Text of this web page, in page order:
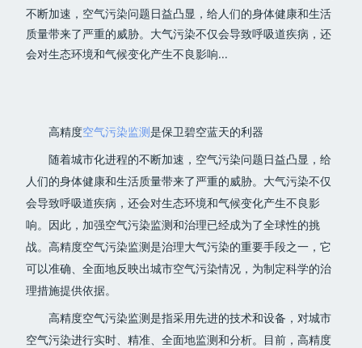
不断加速，空气污染问题日益凸显，给人们的身体健康和生活
质量带来了严重的威胁。大气污染不仅会导致呼吸道疾病，还
会对生态环境和气候变化产生不良影响...
高精度空气污染监测是保卫碧空蓝天的利器
随着城市化进程的不断加速，空气污染问题日益凸显，给
人们的身体健康和生活质量带来了严重的威胁。大气污染不仅
会导致呼吸道疾病，还会对生态环境和气候变化产生不良影
响。因此，加强空气污染监测和治理已经成为了全球性的挑
战。高精度空气污染监测是治理大气污染的重要手段之一，它
可以准确、全面地反映出城市空气污染情况，为制定科学的治
理措施提供依据。
高精度空气污染监测是指采用先进的技术和设备，对城市
空气污染进行实时、精准、全面地监测和分析。目前，高精度